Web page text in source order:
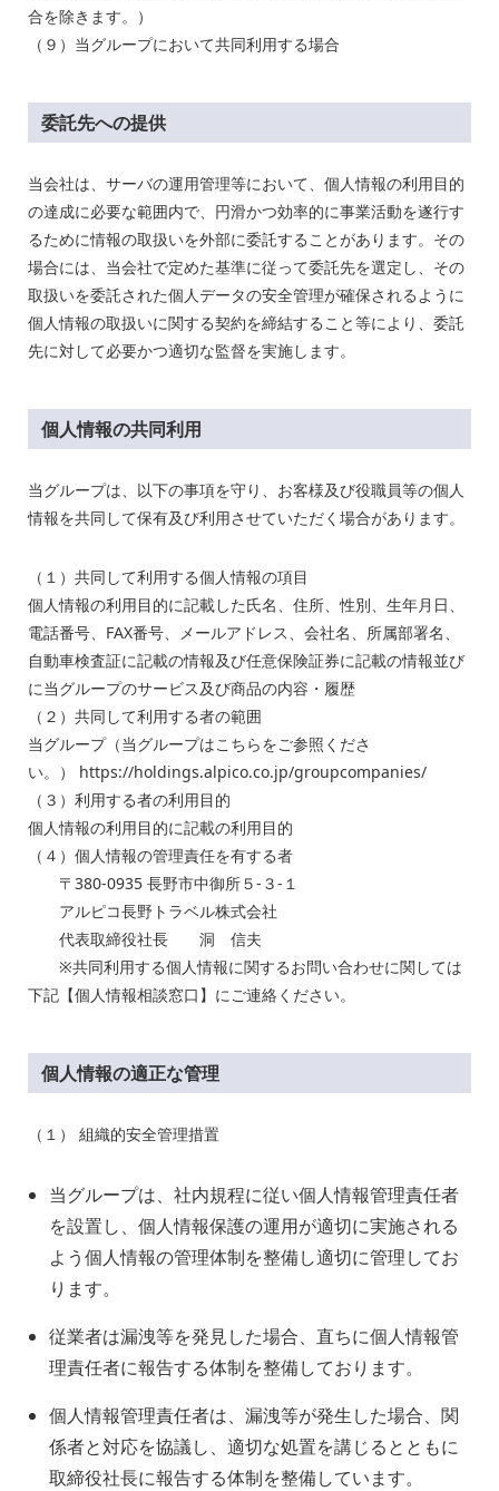
合を除きます。）
（９）当グループにおいて共同利用する場合
委託先への提供
当会社は、サーバの運用管理等において、個人情報の利用目的
の達成に必要な範囲内で、円滑かつ効率的に事業活動を遂行す
るために情報の取扱いを外部に委託することがあります。その
場合には、当会社で定めた基準に従って委託先を選定し、その
取扱いを委託された個人データの安全管理が確保されるように
個人情報の取扱いに関する契約を締結すること等により、委託
先に対して必要かつ適切な監督を実施します。
個人情報の共同利用
当グループは、以下の事項を守り、お客様及び役職員等の個人
情報を共同して保有及び利用させていただく場合があります。
（１）共同して利用する個人情報の項目
個人情報の利用目的に記載した氏名、住所、性別、生年月日、
電話番号、 FAX番号、メールアドレス、会社名、所属部署名、
自動車検査証に記載の情報及び任意保険証券に記載の情報並び
に当グループのサービス及び商品の内容・履歴
（２）共同して利用する者の範囲
当グループ（当グループはこちらをご参照くださ
い。）
https://holdings.alpico.co.jp/groupcompanies/
（ ３）利用する者の利用目的
個人情報の利用目的に記載の利用目的
（４）個人情報の管理責任を有する者
〒 380-0935 長野市中御所５-３-１
アルピコ長野トラベル株式会社
代表取締役社長 洞 信夫
※共同利用する個人情報に関するお問い合わせに関しては
下記【個人情報相談窓口】にご連絡ください。
個人情報の適正な管理
（１） 組織的安全管理措置
当グループは、社内規程に従い個人情報管理責任者
を設置し、個人情報保護の運用が適切に実施される
よう個人情報の管理体制を整備し適切に管理してお
ります。
従業者は漏洩等を発見した場合、直ちに個人情報管
理責任者に報告する体制を整備しております。
個人情報管理責任者は、漏洩等が発生した場合、関
係者と対応を協議し、適切な処置を講じるとともに
取締役社長に報告する体制を整備しています。